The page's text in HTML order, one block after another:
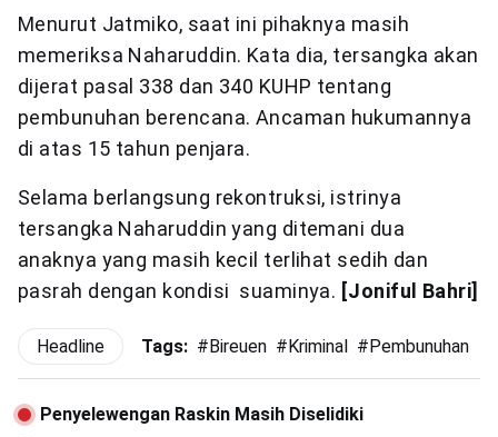
Menurut Jatmiko, saat ini pihaknya masih
memeriksa Naharuddin. Kata dia, tersangka akan
dijerat pasal 338 dan 340 KUHP tentang
pembunuhan berencana. Ancaman hukumannya
di atas 15 tahun penjara.
Selama berlangsung rekontruksi, istrinya
tersangka Naharuddin yang ditemani dua
anaknya yang masih kecil terlihat sedih dan
pasrah dengan kondisi suaminya. [Joniful Bahri]
Headline Tags: #Bireuen #Kriminal #Pembunuhan
Penyelewengan Raskin Masih Diselidiki